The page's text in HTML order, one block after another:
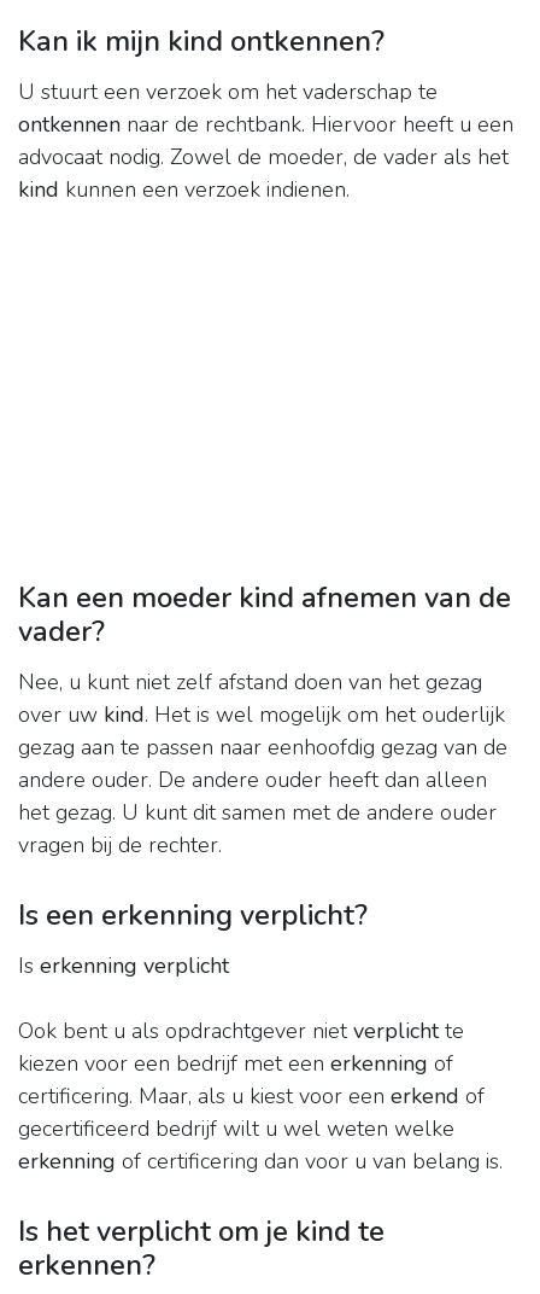
Kan ik mijn kind ontkennen?
U stuurt een verzoek om het vaderschap te
ontkennen naar de rechtbank. Hiervoor heeft u een
advocaat nodig. Zowel de moeder, de vader als het
kind kunnen een verzoek indienen.
Kan een moeder kind afnemen van de
vader?
Nee, u kunt niet zelf afstand doen van het gezag
over uw kind. Het is wel mogelijk om het ouderlijk
gezag aan te passen naar eenhoofdig gezag van de
andere ouder. De andere ouder heeft dan alleen
het gezag. U kunt dit samen met de andere ouder
vragen bij de rechter.
Is een erkenning verplicht?
Is erkenning verplicht
Ook bent u als opdrachtgever nietverplichtte
kiezen voor een bedrijf met een erkenning of
certificering. Maar, als u kiest voor een erkend of
gecertificeerd bedrijf wilt u wel weten welke
erkenning of certificering dan voor u van belang is.
Is het verplicht om je kind te
erkennen?